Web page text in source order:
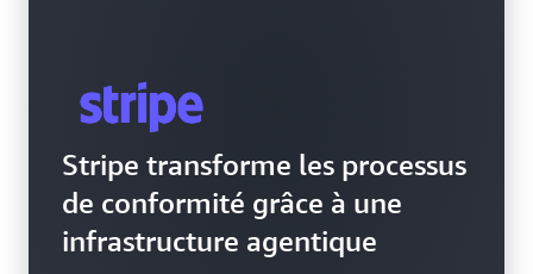
Stripe transforme les processus
de conformité grâce à une
infrastructure agentique